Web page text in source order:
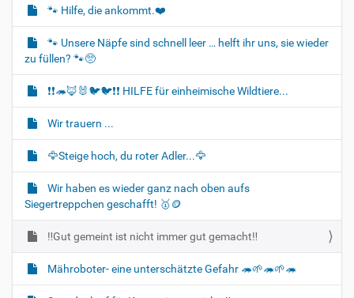
o
n
🐾 Hilfe, die ankommt.❤️
🐾 Unsere Näpfe sind schnell leer … helft ihr uns, sie wieder
zu füllen? 🐾🥺
❗❗🦔🦊🐰🐦‍🐦❗❗ HILFE für einheimische Wildtiere...
Wir trauern ...
🦅Steige hoch, du roter Adler...🦅
Wir haben es wieder ganz nach oben aufs
Siegertreppchen geschafft! 🥇🪙
‼️Gut gemeint ist nicht immer gut gemacht‼️
Mähroboter- eine unterschätzte Gefahr 🦔🌱🦔🌱🦔